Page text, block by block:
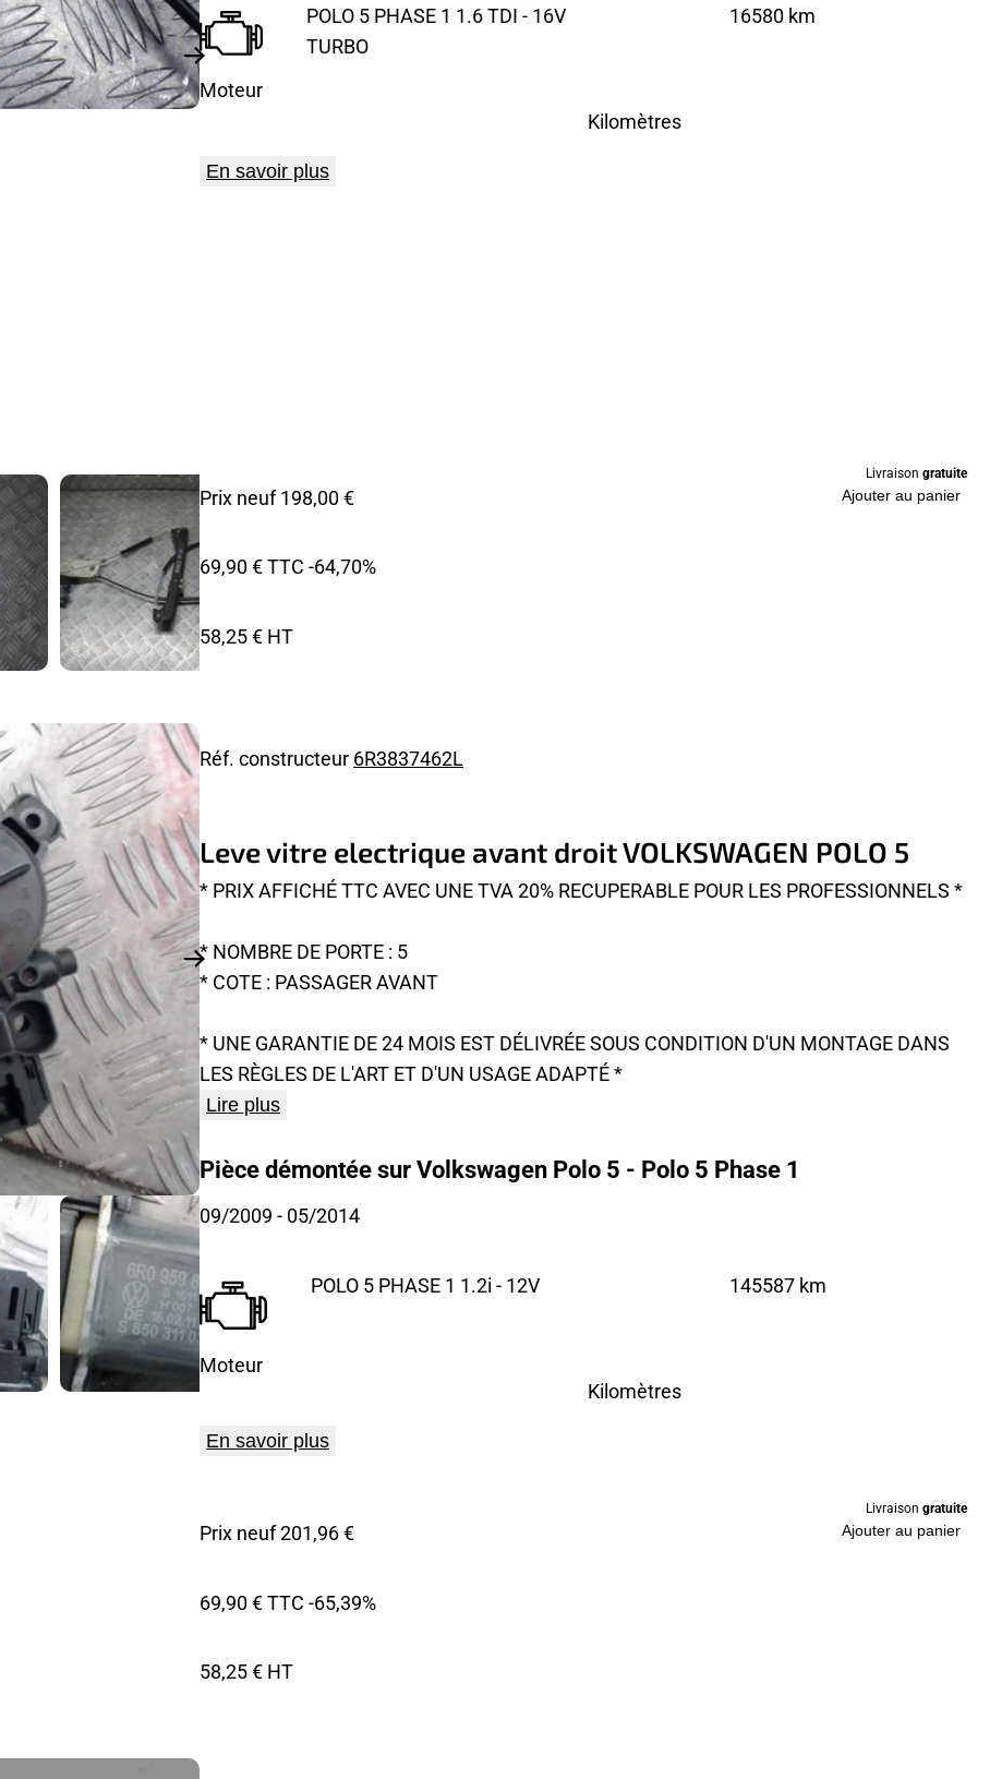
Moteur
POLO 5 PHASE 1 1.6 TDI - 16V
TURBO
Kilomètres
16580 km
En savoir plus
Prix neuf 198,00 €
69,90 € TTC -64,70%
58,25 € HT
Livraison gratuite
Ajouter au panier
Réf. constructeur 6R3837462L
Leve vitre electrique avant droit VOLKSWAGEN POLO 5
* PRIX AFFICHÉ TTC AVEC UNE TVA 20% RECUPERABLE POUR LES PROFESSIONNELS *
* NOMBRE DE PORTE : 5
* COTE : PASSAGER AVANT
* UNE GARANTIE DE 24 MOIS EST DÉLIVRÉE SOUS CONDITION D'UN MONTAGE DANS
LES RÈGLES DE L'ART ET D'UN USAGE ADAPTÉ *
Lire plus
Pièce démontée sur Volkswagen Polo 5 - Polo 5 Phase 1
09/2009 - 05/2014
Moteur
POLO 5 PHASE 1 1.2i - 12V
Kilomètres
145587 km
En savoir plus
Prix neuf 201,96 €
69,90 € TTC -65,39%
58,25 € HT
Livraison gratuite
Ajouter au panier